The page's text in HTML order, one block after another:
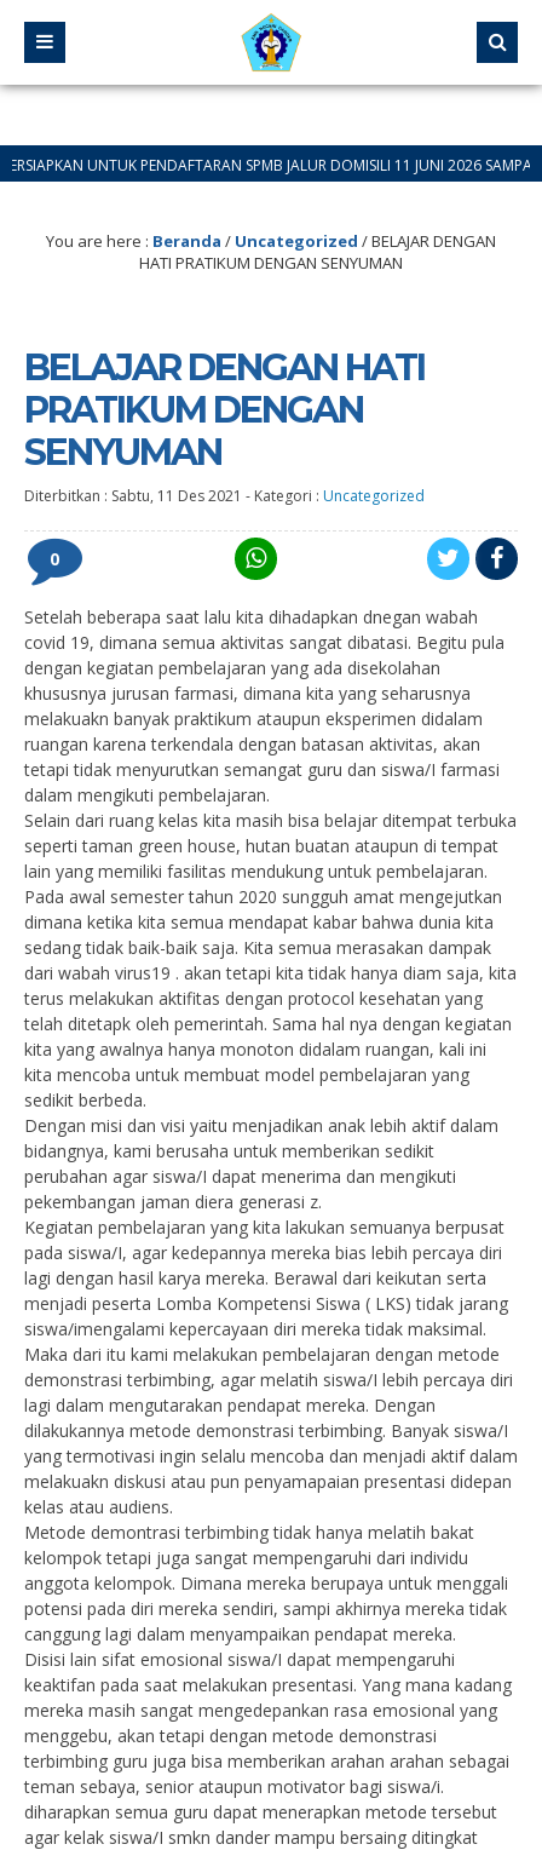
UNTUK PENDAFTARAN SPMB JALUR DOMISILI 11 JUNI 2026 SAMPAI 12 JUNI
You are here : Beranda / Uncategorized /BELAJAR DENGAN
HATI PRATIKUM DENGAN SENYUMAN
BELAJAR DENGAN HATI
PRATIKUM DENGAN
SENYUMAN
Diterbitkan : Sabtu, 11 Des 2021 - Kategori : Uncategorized
0
Setelah beberapa saat lalu kita dihadapkan dnegan wabah
covid 19, dimana semua aktivitas sangat dibatasi. Begitu pula
dengan kegiatan pembelajaran yang ada disekolahan
khususnya jurusan farmasi, dimana kita yang seharusnya
melakuakn banyak praktikum ataupun eksperimen didalam
ruangan karena terkendala dengan batasan aktivitas, akan
tetapi tidak menyurutkan semangat guru dan siswa/I farmasi
dalam mengikuti pembelajaran.
Selain dari ruang kelas kita masih bisa belajar ditempat terbuka
seperti taman green house, hutan buatan ataupun di tempat
lain yang memiliki fasilitas mendukung untuk pembelajaran.
Pada awal semester tahun 2020 sungguh amat mengejutkan
dimana ketika kita semua mendapat kabar bahwa dunia kita
sedang tidak baik-baik saja. Kita semua merasakan dampak
dari wabah virus19 . akan tetapi kita tidak hanya diam saja, kita
terus melakukan aktifitas dengan protocol kesehatan yang
telah ditetapk oleh pemerintah. Sama hal nya dengan kegiatan
kita yang awalnya hanya monoton didalam ruangan, kali ini
kita mencoba untuk membuat model pembelajaran yang
sedikit berbeda.
Dengan misi dan visi yaitu menjadikan anak lebih aktif dalam
bidangnya, kami berusaha untuk memberikan sedikit
perubahan agar siswa/I dapat menerima dan mengikuti
pekembangan jaman diera generasi z.
Kegiatan pembelajaran yang kita lakukan semuanya berpusat
pada siswa/I, agar kedepannya mereka bias lebih percaya diri
lagi dengan hasil karya mereka. Berawal dari keikutan serta
menjadi peserta Lomba Kompetensi Siswa ( LKS) tidak jarang
siswa/imengalami kepercayaan diri mereka tidak maksimal.
Maka dari itu kami melakukan pembelajaran dengan metode
demonstrasi terbimbing, agar melatih siswa/I lebih percaya diri
lagi dalam mengutarakan pendapat mereka. Dengan
dilakukannya metode demonstrasi terbimbing. Banyak siswa/I
yang termotivasi ingin selalu mencoba dan menjadi aktif dalam
melakuakn diskusi atau pun penyamapaian presentasi didepan
kelas atau audiens.
Metode demontrasi terbimbing tidak hanya melatih bakat
kelompok tetapi juga sangat mempengaruhi dari individu
anggota kelompok. Dimana mereka berupaya untuk menggali
potensi pada diri mereka sendiri, sampi akhirnya mereka tidak
canggung lagi dalam menyampaikan pendapat mereka.
Disisi lain sifat emosional siswa/I dapat mempengaruhi
keaktifan pada saat melakukan presentasi. Yang mana kadang
mereka masih sangat mengedepankan rasa emosional yang
menggebu, akan tetapi dengan metode demonstrasi
terbimbing guru juga bisa memberikan arahan arahan sebagai
teman sebaya, senior ataupun motivator bagi siswa/i.
diharapkan semua guru dapat menerapkan metode tersebut
agar kelak siswa/I smkn dander mampu bersaing ditingkat